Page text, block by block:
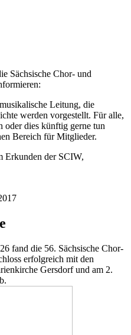
Sächsische Chor- und
Leitung, die
werden vorgestellt. Für alle,
dies künftig gerne tun
Bereich für Mitglieder.
Erkunden der SCIW,
fand die 56. Sächsische Chor-
erfolgreich mit den
Gersdorf und am 2.